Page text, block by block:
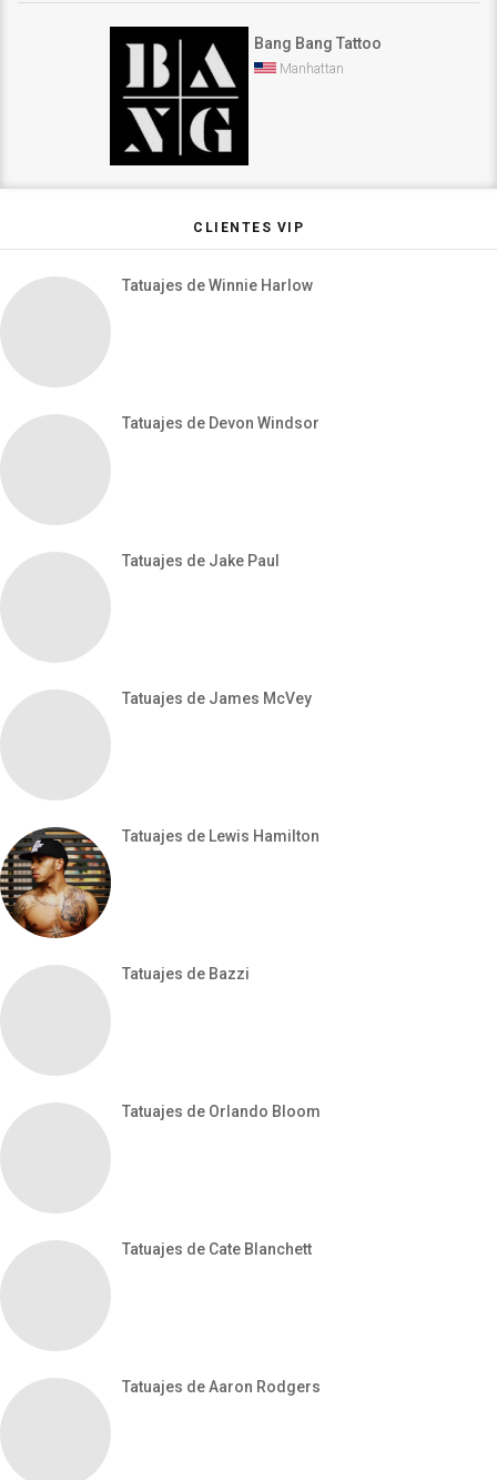
Bang Bang Tattoo
Manhattan
CLIENTES VIP
Tatuajes de Winnie Harlow
Tatuajes de Devon Windsor
Tatuajes de Jake Paul
Tatuajes de James McVey
Tatuajes de Lewis Hamilton
Tatuajes de Bazzi
Tatuajes de Orlando Bloom
Tatuajes de Cate Blanchett
Tatuajes de Aaron Rodgers